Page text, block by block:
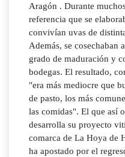
Aragón . Durante
referencia que se
convivían uvas de
Además, se cosechaban
grado de maduración y
bodegas. El resultado,
"era más mediocre que
de pasto, los más
las comidas". El que así
desarrolla su proyecto
comarca de La Hoya de
ha apostado por el